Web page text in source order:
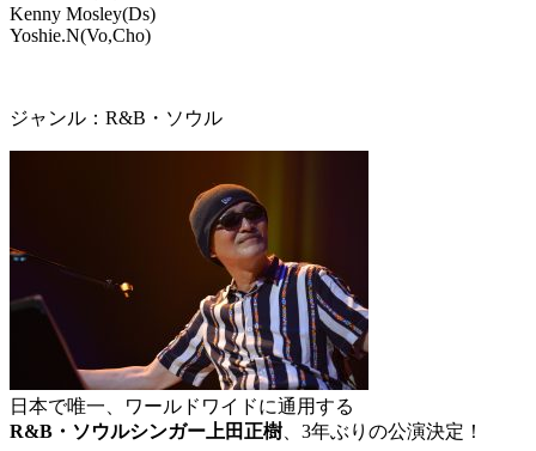
Kenny Mosley(Ds)
Yoshie.N(Vo,Cho)
ジャンル： R&B・ソウル
日本で唯一、ワールドワイドに通用する
R&B・ソウルシンガー上田正樹 、3年ぶりの公演決定！